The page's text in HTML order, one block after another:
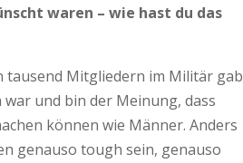
waren – wie hast du das
tausend Mitgliedern im Militär gab
war und bin der Meinung, dass
können wie Männer. Anders
genauso tough sein, genauso